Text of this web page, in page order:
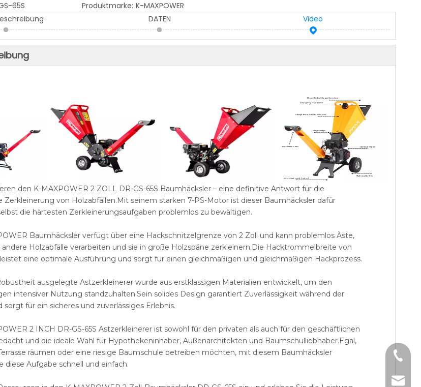
65S Produktmarke: K-MAXPOWER
DATEN Video
den K-MAXPOWER 2 ZOLL DR-GS-65S Baumhäcksler – eine definitive Antwort für die
Zerkleinerung von Holzabfällen.Mit seinem starken 7-PS-Motor ist dieser Baumhäcksler dafür
die härtesten Zerkleinerungsaufgaben problemlos zu bewältigen.
Baumhäcksler verfügt über eine Hackschnitzelgrenze von 2 Zoll und kann problemlos Äste,
Holzabfälle verarbeiten und sie in große Holzspäne zerkleinern.Die Hacktrommelbreite von
eine optimale Ausführung und sorgt für einen gleichmäßigen und gleichmäßigen Hackprozess.
ausgelegte Astzerkleinerer wurde aus erstklassigen Materialien entwickelt, um den
intensiver Nutzung standzuhalten.Sein solides Design garantiert Zuverlässigkeit während der
sorgt für ein sicheres und zuverlässiges Erlebnis.
2 INCH DR-GS-65S Astzerkleinerer ist sowohl für den privaten als auch für den geschäftlichen
und die ideale Wahl für Hypothekeninhaber, Außenarchitekten und Baumschulliebhaber.Egal,
räumen oder eine riesige Baumschule betreiben möchten, mit diesem Baumhäcksler
diese Aufgabe schnell und einfach.
+86-